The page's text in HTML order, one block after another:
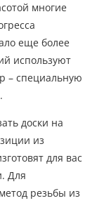
многие
еще более
используют
– специальную
доски на
из
для вас
Для
резьбы из